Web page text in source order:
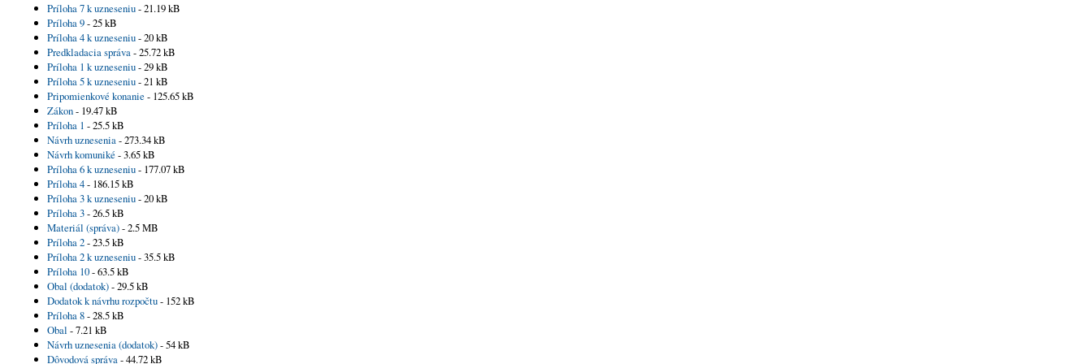
Príloha 7 k uzneseniu- 21.19 kB
Príloha 9- 25 kB
Príloha 4 k uzneseniu- 20 kB
Predkladacia správa- 25.72 kB
Príloha 1 k uzneseniu- 29 kB
Príloha 5 k uzneseniu- 21 kB
Pripomienkové konanie - 125.65 kB
Zákon- 19.47 kB
Príloha 1 - 25.5 kB
Návrh uznesenia- 273.34 kB
Návrh komuniké - 3.65 kB
Príloha 6 k uzneseniu- 177.07 kB
Príloha 4- 186.15 kB
Príloha 3 k uzneseniu- 20 kB
Príloha 3- 26.5 kB
Materiál (správa)- 2.5 MB
Príloha 2- 23.5 kB
Príloha 2 k uzneseniu- 35.5 kB
Príloha 10- 63.5 kB
Obal (dodatok)- 29.5 kB
Dodatok k návrhu rozpočtu- 152 kB
Príloha 8- 28.5 kB
Obal - 7.21 kB
Návrh uznesenia (dodatok)- 54 kB
Dôvodová správa- 44.72 kB